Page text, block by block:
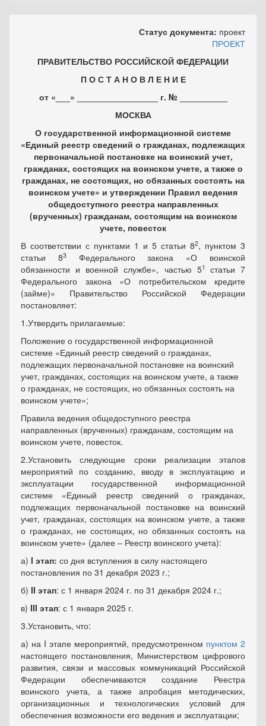
Статус документа: проект
ПРОЕКТ
ПРАВИТЕЛЬСТВО РОССИЙСКОЙ ФЕДЕРАЦИИ
П О С Т А Н О В Л Е Н И Е
от «___» _________________ г. № __________
МОСКВА
О государственной информационной системе
«Единый реестр сведений о гражданах, подлежащих
первоначальной постановке на воинский учет,
гражданах, состоящих на воинском учете, а также о
гражданах, не состоящих, но обязанных состоять на
воинском учете» и утверждении Правил ведения
общедоступного реестра направленных
(врученных) гражданам, состоящим на воинском
учете, повесток
В соответствии с пунктами 1 и 5 статьи 82, пунктом 3
статьи 83Федерального закона «О воинской
обязанности и военной службе», частью 51 статьи 7
Федерального закона «О потребительском кредите
(займе)» Правительство Российской Федерации
постановляет:
1.Утвердить прилагаемые:
Положение о государственной информационной
системе «Единый реестр сведений о гражданах,
подлежащих первоначальной постановке на воинский
учет, гражданах, состоящих на воинском учете, а также
о гражданах, не состоящих, но обязанных состоять на
воинском учете»;
Правила ведения общедоступного реестра
направленных (врученных) гражданам, состоящим на
воинском учете, повесток.
2.Установить следующие сроки реализации этапов
мероприятий по созданию, вводу в эксплуатацию и
эксплуатации государственной информационной
системе «Единый реестр сведений о гражданах,
подлежащих первоначальной постановке на воинский
учет, гражданах, состоящих на воинском учете, а также
о гражданах, не состоящих, но обязанных состоять на
воинском учете» (далее – Реестр воинского учета):
а) I этап: со дня вступления в силу настоящего
постановления ‎по 31 декабря 2023 г.;
б) II этап: с 1 января 2024 г. по 31 декабря 2024 г.;
в) III этап: с 1 января 2025 г.
3.Установить, что:
а) на I этапе мероприятий, предусмотренном пунктом 2
настоящего постановления, Министерством цифрового
развития, связи и массовых коммуникаций Российской
Федерации обеспечиваются создание Реестра
воинского учета, а также апробация методических,
организационных и технологических условий для
обеспечения возможности его ведения и эксплуатации;